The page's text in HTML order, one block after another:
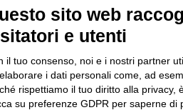
Newsletter Legacoop
sempre aggiornati sul
sito web
e utenti
il tuo consenso, noi e i nostri partner
i dati personali come, ad
rispettiamo il tuo diritto alla privacy,
su preferenze GDPR per saperne di